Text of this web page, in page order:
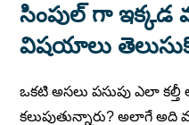
సింపుల్ గా ఇక్కడ
విషయాలు
ఒకటి అసలు పసుపు ఎలా కల్తీ
కలుపుతున్నారు? అలాగే